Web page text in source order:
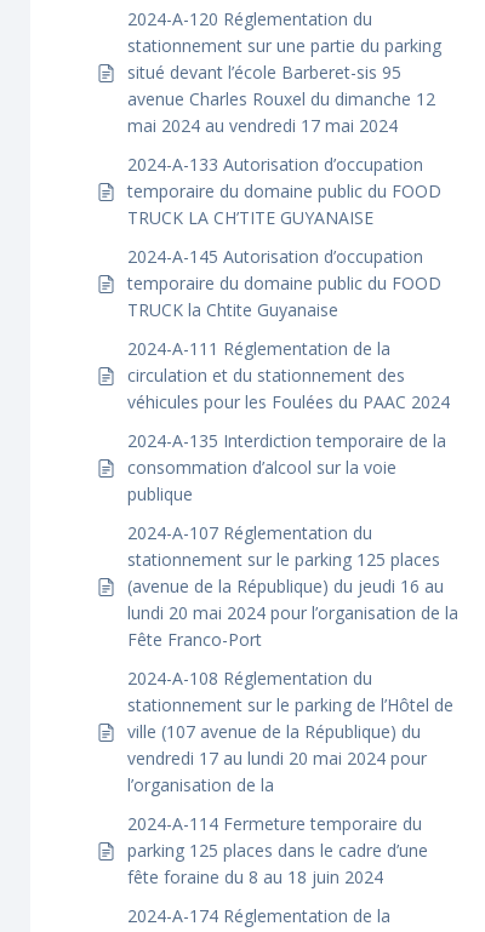
2024-A-120 Réglementation du
stationnement sur une partie du parking
situé devant l’école Barberet-sis 95
avenue Charles Rouxel du dimanche 12
mai 2024 au vendredi 17 mai 2024
2024-A-133 Autorisation d’occupation
temporaire du domaine public du FOOD
TRUCK LA CH’TITE GUYANAISE
2024-A-145 Autorisation d’occupation
temporaire du domaine public du FOOD
TRUCK la Chtite Guyanaise
2024-A-111 Réglementation de la
circulation et du stationnement des
véhicules pour les Foulées du PAAC 2024
2024-A-135 Interdiction temporaire de la
consommation d’alcool sur la voie
publique
2024-A-107 Réglementation du
stationnement sur le parking 125 places
(avenue de la République) du jeudi 16 au
lundi 20 mai 2024 pour l’organisation de la
Fête Franco-Port
2024-A-108 Réglementation du
stationnement sur le parking de l’Hôtel de
ville (107 avenue de la République) du
vendredi 17 au lundi 20 mai 2024 pour
l’organisation de la
2024-A-114 Fermeture temporaire du
parking 125 places dans le cadre d’une
fête foraine du 8 au 18 juin 2024
2024-A-174 Réglementation de la